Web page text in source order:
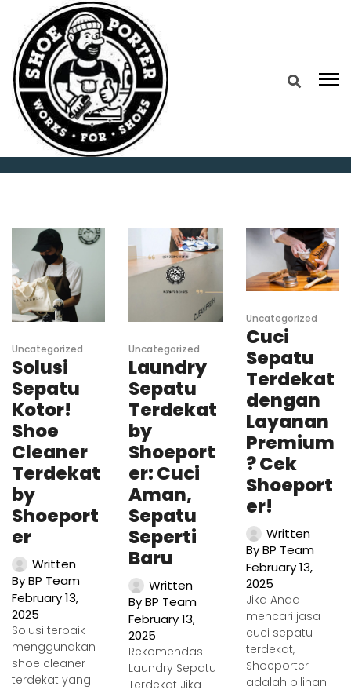
Home 2025 13
Uncategorized
Solusi
Sepatu
Kotor!
Shoe
Cleaner
Terdekat
by
Shoeport
er
Written
ByBP Team
February 13,
2025
Solusi terbaik
menggunakan
shoe cleaner
terdekat yang
Uncategorized
Laundry
Sepatu
Terdekat
by
Shoeport
er: Cuci
Aman,
Sepatu
Seperti
Baru
Written
ByBP Team
February 13,
2025
Rekomendasi
Laundry Sepatu
Terdekat Jika
Uncategorized
Cuci
Sepatu
Terdekat
dengan
Layanan
Premium
? Cek
Shoeport
er!
Written
ByBP Team
February 13,
2025
Jika Anda
mencari jasa
cuci sepatu
terdekat,
Shoeporter
adalah pilihan